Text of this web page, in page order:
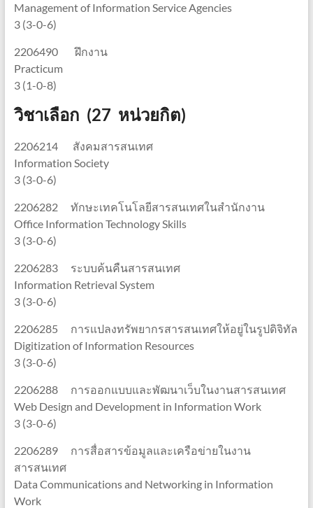
Management of Information Service Agencies
3 (3-0-6)
2206490 ฝึกงาน
Practicum
3 (1-0-8)
วิชาเลือก (27 หน่วยกิต)
2206214 สังคมสารสนเทศ
Information Society
3 (3-0-6)
2206282 ทักษะเทคโนโลยีสารสนเทศในสำนักงาน
Office Information Technology Skills
3 (3-0-6)
2206283 ระบบค้นคืนสารสนเทศ
Information Retrieval System
3 (3-0-6)
2206285 การแปลงทรัพยากรสารสนเทศให้อยู่ในรูปดิจิทัล
Digitization of Information Resources
3 (3-0-6)
2206288 การออกแบบและพัฒนาเว็บในงานสารสนเทศ
Web Design and Development in Information Work
3 (3-0-6)
2206289 การสื่อสารข้อมูลและเครือข่ายในงาน
สารสนเทศ
Data Communications and Networking in Information
Work